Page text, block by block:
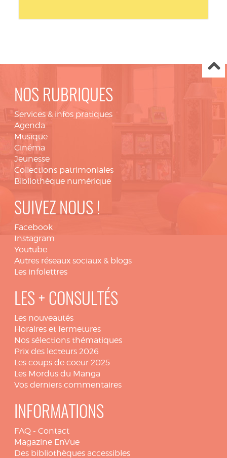
NOS RUBRIQUES
Services & infos pratiques
Agenda
Musique
Cinéma
Jeunesse
Collections patrimoniales
Bibliothèque numérique
SUIVEZ NOUS !
Facebook
Instagram
Youtube
Autres réseaux sociaux & blogs
Les infolettres
LES + CONSULTÉS
Les nouveautés
Horaires et fermetures
Nos sélections thématiques
Prix des lecteurs 2026
Les coups de coeur 2025
Les Mordus du Manga
Vos derniers commentaires
INFORMATIONS
FAQ - Contact
Magazine EnVue
Des bibliothèques accessibles